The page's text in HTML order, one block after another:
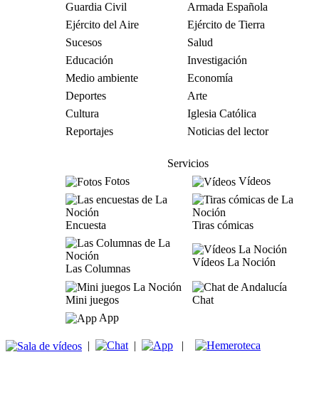
Guardia Civil
Armada Española
Ejército del Aire
Ejército de Tierra
Sucesos
Salud
Educación
Investigación
Medio ambiente
Economía
Deportes
Arte
Cultura
Iglesia Católica
Reportajes
Noticias del lector
Servicios
Fotos
Vídeos
Encuesta Tiras cómicas
Las Columnas
Vídeos La Noción
Mini juegos
Chat
App
| | |